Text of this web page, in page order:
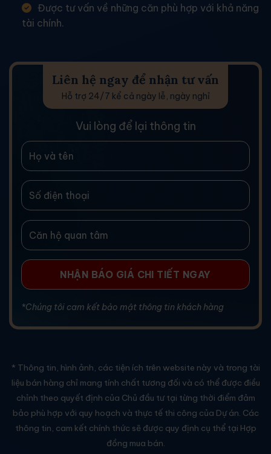
Được tư vấn về những căn phù hợp với khả năng
tài chính.
Liên hệ ngay để nhận tư vấn
Hỗ trợ 24/7 kể cả ngày lễ, ngày nghỉ
Vui lòng để lại thông tin
*Chúng tôi cam kết bảo mật thông tin khách hàng
* Thông tin, hình ảnh, các tiện ích trên website này và trong tài
liệu bán hàng chỉ mang tính chất tương đối và có thể được điều
chỉnh theo quyết định của Chủ đầu tư tại từng thời điểm đảm
bảo phù hợp với quy hoạch và thực tế thi công của Dự án. Các
thông tin, cam kết chính thức sẽ được quy định cụ thể tại Hợp
đồng mua bán.